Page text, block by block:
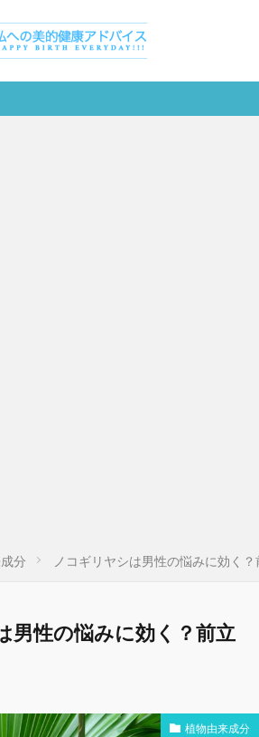
分 ノコギリヤシは男性の悩みに効く
男性の悩みに効く？前立
植物由来成分